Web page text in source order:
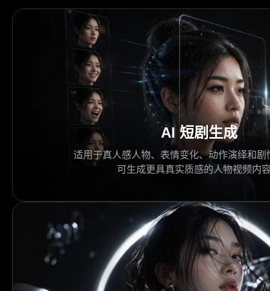
AI 短剧生成
适用于真人感人物、表情变化、动作演绎和剧
可生成更具真实质感的人物视频内